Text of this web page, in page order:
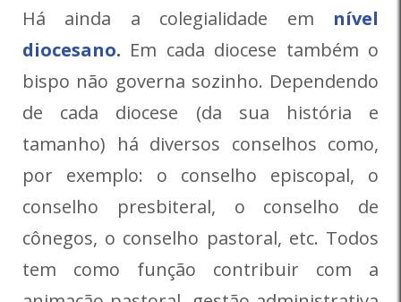
Há ainda a colegialidade em nível
diocesano. Em cada diocese também o
bispo não governa sozinho. Dependendo
de cada diocese (da sua história e
tamanho) há diversos conselhos como,
por exemplo: o conselho episcopal, o
conselho presbiteral, o conselho de
cônegos, o conselho pastoral, etc. Todos
tem como função contribuir com a